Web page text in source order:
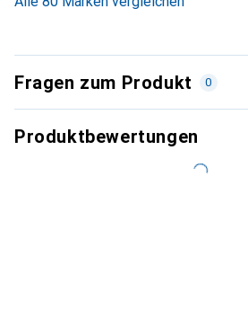
Fragen zum Produkt 0
Produktbewertungen